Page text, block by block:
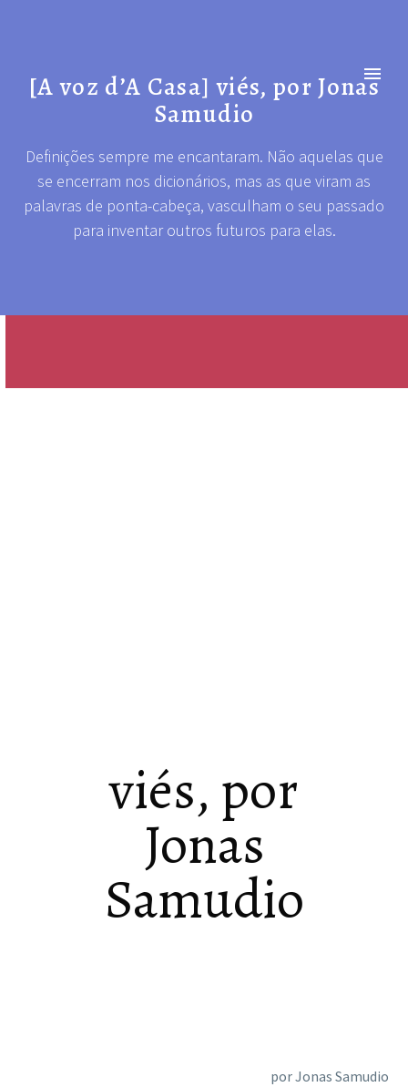
[A voz d’A Casa] viés, por Jonas
Samudio
Definições sempre me encantaram. Não aquelas que
se encerram nos dicionários, mas as que viram as
palavras de ponta-cabeça, vasculham o seu passado
para inventar outros futuros para elas.
viés, por
Jonas
Samudio
por Jonas Samudio